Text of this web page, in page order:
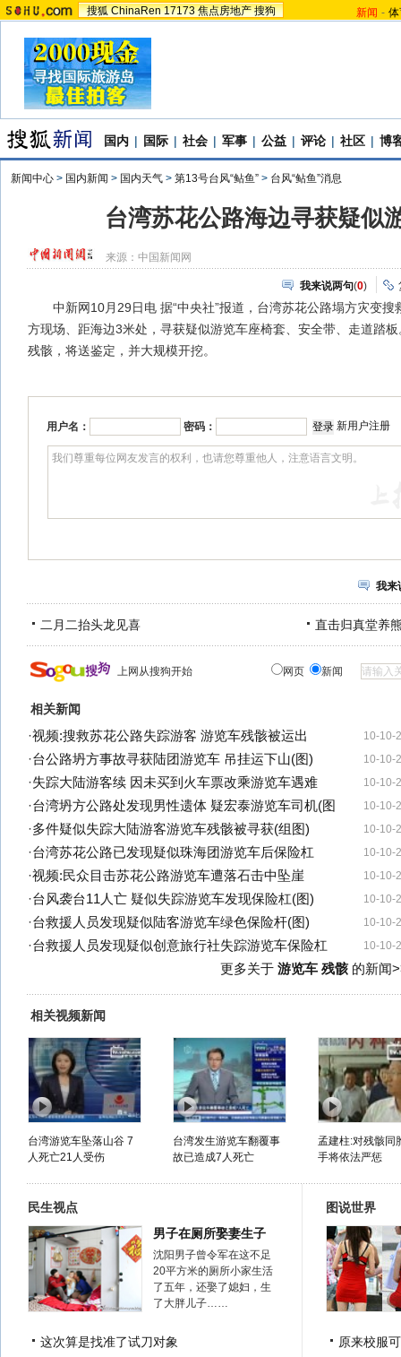
搜狐 ChinaRen 17173 焦点房地产 搜狗 新闻 -
国内 | 国际 | 社会 | 军事 | 公益 | 评论 | 社区 | 博
新闻中心 > 国内新闻 > 国内天气 > 第13号台风“鲇鱼” > 台风“鲇鱼”消息
台湾苏花公路海边寻获疑似
来源： 中国新闻网
我来说两句(0)
中新网10月29日电 据“中央社”报道，台湾苏花公路塌方灾变搜
方现场、距海边3米处，寻获疑似游览车座椅套、安全带、走道踏
残骸，将送鉴定，并大规模开挖。
用户名： 密码： 新用户注册
我来
二月二抬头龙见喜 直击归真堂养
上网从搜狗开始 网页 新闻
相关新闻
10-10-
·视频:搜救苏花公路失踪游客 游览车残骸被运出
10-10-
·台公路坍方事故寻获陆团游览车 吊挂运下山(图)
10-10-
·失踪大陆游客续 因未买到火车票改乘游览车遇难
10-10-
·台湾坍方公路处发现男性遗体 疑宏泰游览车司机(图
10-10-
·多件疑似失踪大陆游客游览车残骸被寻获(组图)
10-10-
·台湾苏花公路已发现疑似珠海团游览车后保险杠
10-10-
·视频:民众目击苏花公路游览车遭落石击中坠崖
10-10-
·台风袭台11人亡 疑似失踪游览车发现保险杠(图)
10-10-
·台救援人员发现疑似陆客游览车绿色保险杆(图)
10-10-
·台救援人员发现疑似创意旅行社失踪游览车保险杠
更多关于 游览车 残骸的新闻
相关视频新闻
台湾游览车坠落山谷 7
人死亡21人受伤
台湾发生游览车翻覆事
故已造成7人死亡
孟建柱:对残骸同
手将依法严惩
民生视点
男子在厕所娶妻生子
沈阳男子曾令军在这不足
20平方米的厕所小家生活
了五年，还娶了媳妇，生
了大胖儿子……
这次算是找准了试刀对象
图说世界
原来校服